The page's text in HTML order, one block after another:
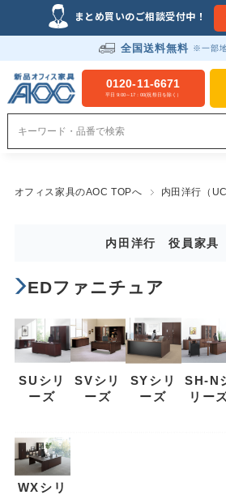
まとめ買いのご相談受付中！
全国送料無料 ※一部
0120-11-6671
平日 9:00～17：00(祝祭日を除く）
オフィス家具のAOC TOPへ 内田洋行（
内田洋行 役員家
EDファニチュア
SUシリ
ーズ
SVシリ
ーズ
SYシリ
ーズ
SH-N
リー
WXシリ